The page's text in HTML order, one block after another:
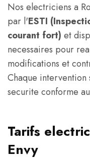
Nos electriciens a
par l'ESTI
courant fort) et
necessaires pour
modifications et
Chaque
securite conforme
Tarifs
Envy